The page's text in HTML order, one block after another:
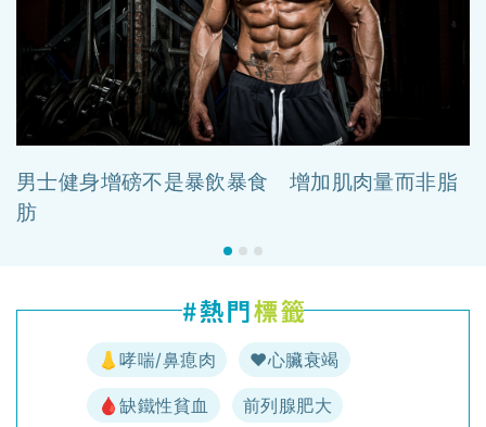
男士健身增磅不是暴飲暴食 增加肌肉量而非脂
肪
👃哮喘/鼻瘜肉 ♥️心臟衰竭
🩸缺鐵性貧血 前列腺肥大